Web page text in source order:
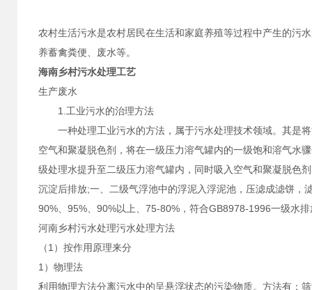
农村生活污水是农村居民在生活和家庭养殖等过程中产生的污
养蓄禽粪便、废水等。
海南乡村污水处理工艺
生产废水
1.工业污水的治理方法
一种处理工业污水的方法，属于污水处理技术领域。其是将
空气和聚凝脱色剂，将在一级压力溶气罐内的一级饱和溶气水
级处理水提升至二级压力溶气罐内，同时吸入空气和聚凝脱色
沉淀后排放;一、二级气浮池中的浮泥入浮泥池，压滤成滤饼
90%、95%、90%以上、75-80%，符合GB8978-1996一级水
河南乡村污水处理污水处理方法
（1）按作用原理来分
1）物理法
利用物理方法分离污水中的呈悬浮状态的污染物质。方法有：